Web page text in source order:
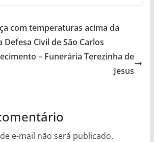
com temperaturas acima da
Defesa Civil de São Carlos
– Funerária Terezinha de
Jesus
e-mail não será publicado.